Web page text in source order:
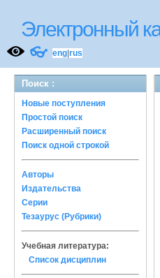
Электронный
👓 eng rus
Поиск :
Новые поступления
Простой поиск
Расширенный поиск
Поиск одной строкой
Авторы
Издательства
Серии
Тезаурус (Рубрики)
Учебная литература:
Список дисциплин